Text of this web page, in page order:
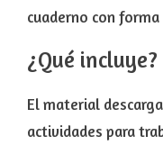
cuaderno con
¿Qué incluye?
El material
actividades para